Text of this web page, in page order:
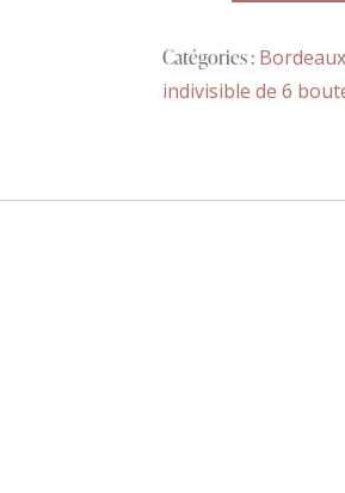
Gruaud
Larose
Catégories :
indivisible de 6